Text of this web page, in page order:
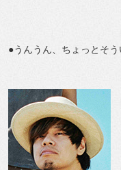
●うんうん、ちょっとそう